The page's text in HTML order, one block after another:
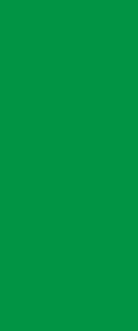
छ । जस्मा
गरिएको छ ।
मदिराको